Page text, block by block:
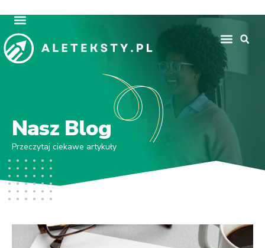
Nasz Blog
Przeczytaj ciekawe artykuły